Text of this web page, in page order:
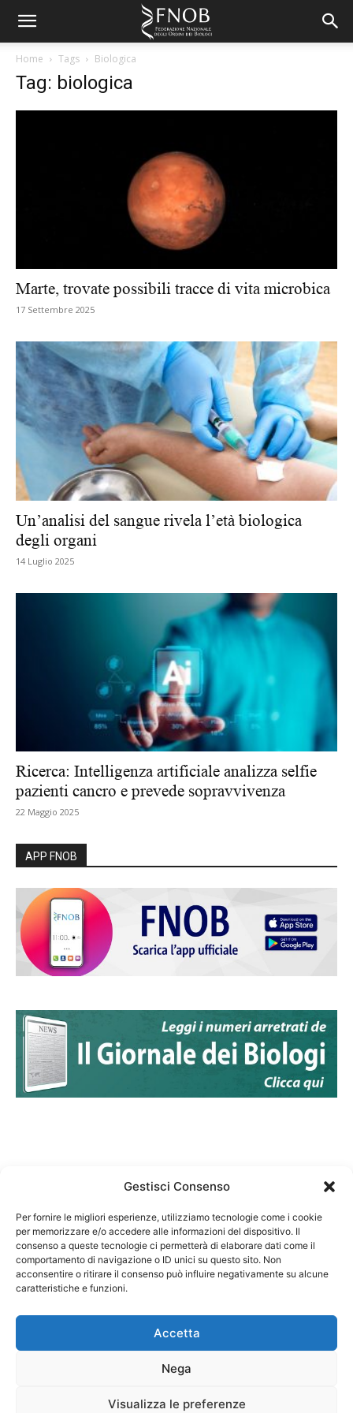
Gestisci Consenso
Per fornire le migliori esperienze, utilizziamo tecnologie come i cookie
per memorizzare e/o accedere alle informazioni del dispositivo. Il
consenso a queste tecnologie ci permetterà di elaborare dati come il
comportamento di navigazione o ID unici su questo sito. Non
acconsentire o ritirare il consenso può influire negativamente su alcune
caratteristiche e funzioni.
Accetta
Nega
Visualizza le preferenze
Home Tags Biologica
Tag: biologica
Marte, trovate possibili tracce di vita microbica
17 Settembre 2025
Un’analisi del sangue rivela l’età biologica
degli organi
14 Luglio 2025
Ricerca: Intelligenza artificiale analizza selfie
pazienti cancro e prevede sopravvivenza
22 Maggio 2025
APP FNOB
Federazione Nazionale Degli Ordini dei Biologi:
codice fiscale 80069130583
Responsabile sito internet www.fnob.it: Vincenzo
Privacy Policy Cookie Policy